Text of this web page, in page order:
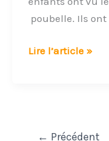
poubelle. Ils
Lire l’article »
← Précédent